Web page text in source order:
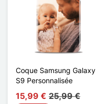
Coque Samsung Galaxy
S9 Personnalisée
15,99 € 25,99 €